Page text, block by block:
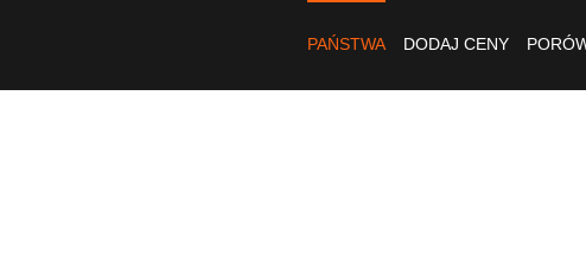
PAŃSTWA DODAJ CENY